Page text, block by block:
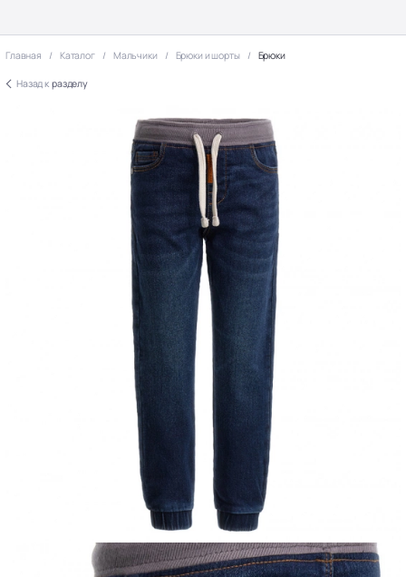
Главная Каталог Мальчики Брюки и шорты Брюки
Назад к разделу